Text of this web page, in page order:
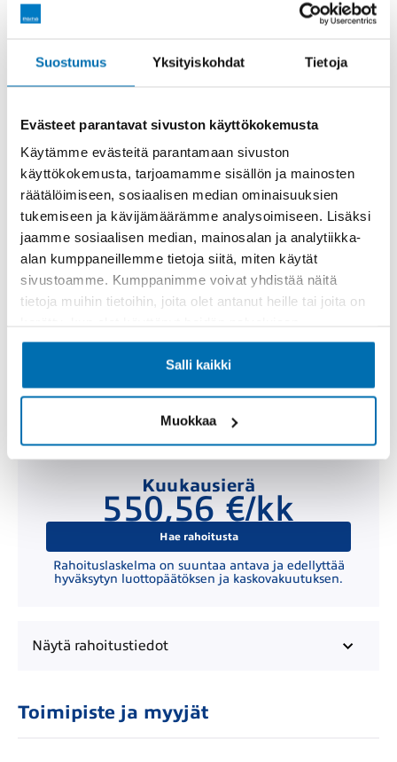
Suostumus Yksityiskohdat Tietoja
Evästeet parantavat sivuston käyttökokemusta
Käytämme evästeitä parantamaan sivuston
käyttökokemusta, tarjoamamme sisällön ja mainosten
räätälöimiseen, sosiaalisen median ominaisuuksien
tukemiseen ja kävijämäärämme analysoimiseen. Lisäksi
jaamme sosiaalisen median, mainosalan ja analytiikka-
alan kumppaneillemme tietoja siitä, miten käytät
sivustoamme. Kumppanimme voivat yhdistää näitä
tietoja muihin tietoihin, joita olet antanut heille tai joita on
Salli kaikki
Muokkaa
Räätälöi itsellesi sopiva rahoitus
Rahoitusaika (kk)
Käsiraha tai vaihtoauto (€)
Kuukausierä
550,56 €/kk
Hae rahoitusta
Rahoituslaskelma on suuntaa antava ja edellyttää
hyväksytyn luottopäätöksen ja kaskovakuutuksen.
Näytä rahoitustiedot
Toimipiste ja myyjät